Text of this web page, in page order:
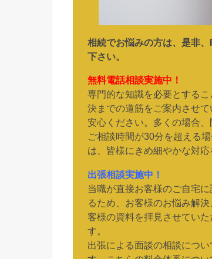
相続でお悩みの方は、是非
下さい。
無料電話相談実施中！
専門的な知識を必要とする
決までの道筋をご案内させ
安心ください。多くの場合
ご相談時間が30分を超える
は、皆様にきめ細やかな対応
出張相談実施中！
当職が直接お客様のご自宅
るため、お客様のお悩み解
客様の資料を拝見させてい
す。
出張による面談の相談につ